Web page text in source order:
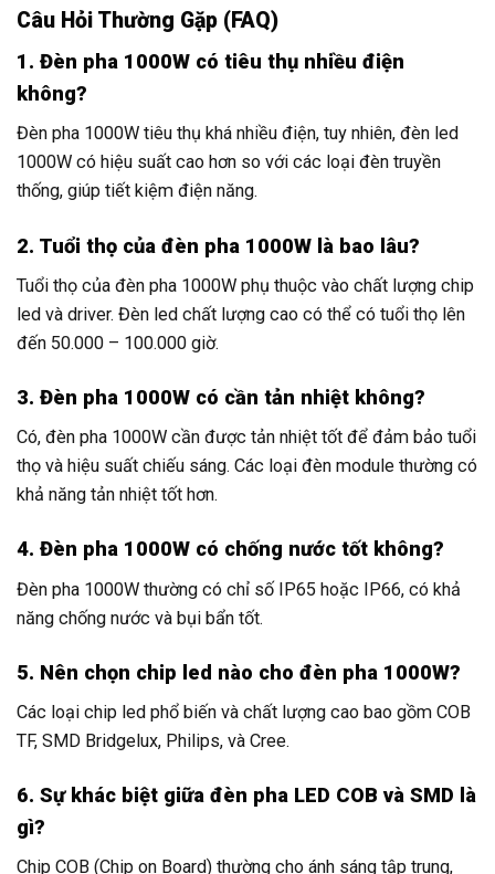
Câu Hỏi Thường Gặp (FAQ)
1. Đèn pha 1000W có tiêu thụ nhiều điện
không?
Đèn pha 1000W tiêu thụ khá nhiều điện, tuy nhiên, đèn led
1000W có hiệu suất cao hơn so với các loại đèn truyền
thống, giúp tiết kiệm điện năng.
2. Tuổi thọ của đèn pha 1000W là bao lâu?
Tuổi thọ của đèn pha 1000W phụ thuộc vào chất lượng chip
led và driver. Đèn led chất lượng cao có thể có tuổi thọ lên
đến 50.000 – 100.000 giờ.
3. Đèn pha 1000W có cần tản nhiệt không?
Có, đèn pha 1000W cần được tản nhiệt tốt để đảm bảo tuổi
thọ và hiệu suất chiếu sáng. Các loại đèn module thường có
khả năng tản nhiệt tốt hơn.
4. Đèn pha 1000W có chống nước tốt không?
Đèn pha 1000W thường có chỉ số IP65 hoặc IP66, có khả
năng chống nước và bụi bẩn tốt.
5. Nên chọn chip led nào cho đèn pha 1000W?
Các loại chip led phổ biến và chất lượng cao bao gồm COB
TF, SMD Bridgelux, Philips, và Cree.
6. Sự khác biệt giữa đèn pha LED COB và SMD là
gì?
Chip COB (Chip on Board) thường cho ánh sáng tập trung,